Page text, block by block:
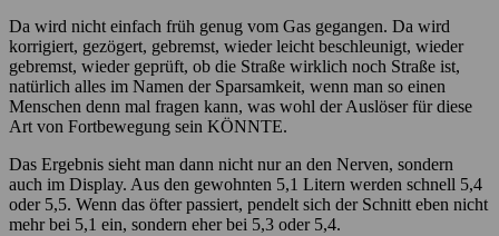
Da wird nicht einfach früh genug vom Gas gegangen. Da wird
korrigiert, gezögert, gebremst, wieder leicht beschleunigt, wieder
gebremst, wieder geprüft, ob die Straße wirklich noch Straße ist,
natürlich alles im Namen der Sparsamkeit, wenn man so einen
Menschen denn mal fragen kann, was wohl der Auslöser für diese
Art von Fortbewegung sein KÖNNTE.
Das Ergebnis sieht man dann nicht nur an den Nerven, sondern
auch im Display. Aus den gewohnten 5,1 Litern werden schnell 5,4
oder 5,5. Wenn das öfter passiert, pendelt sich der Schnitt eben nicht
mehr bei 5,1 ein, sondern eher bei 5,3 oder 5,4.